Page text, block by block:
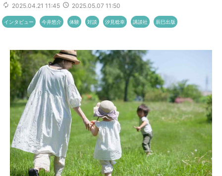
2025.04.21 11:45 2025.05.07 11:50
インタビュー 今井悠介 体験 対談 汐見稔幸 講談社 辰巳出版